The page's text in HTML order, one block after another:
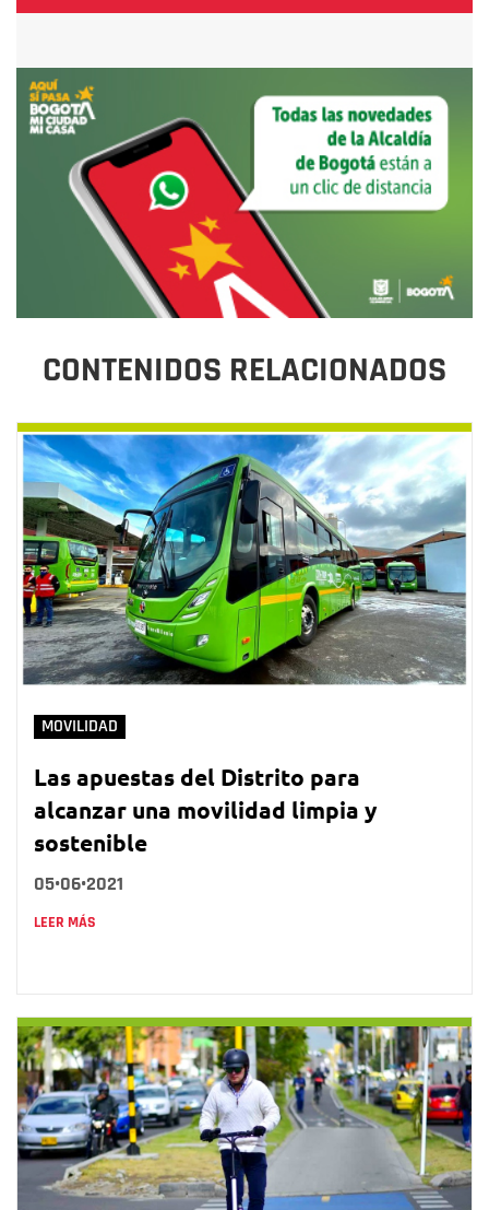
CONTENIDOS RELACIONADOS
MOVILIDAD
Las apuestas del Distrito para
alcanzar una movilidad limpia y
sostenible
05•06•2021
LEER MÁS